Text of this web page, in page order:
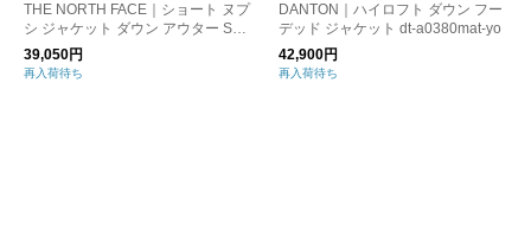
THE NORTH FACE｜ショート ヌプ
シ ジャケット ダウン アウター Sho
rt Nuptse Jacket NDW92335 ノース
フェイス
39,050円
再入荷待ち
DANTON｜ハイロフト ダウン フー
デッド ジャケット dt-a0380mat-yo
42,900円
再入荷待ち